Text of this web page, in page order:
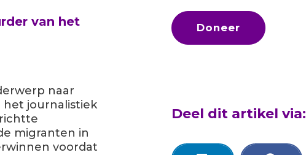
van het
naar
het journalistiek
migranten in
voordat
Doneer
Deel dit artikel via: